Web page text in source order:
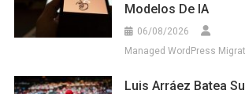
Modelos De IA
06/08/2026
Managed WordPress
Luis Arráez Batea